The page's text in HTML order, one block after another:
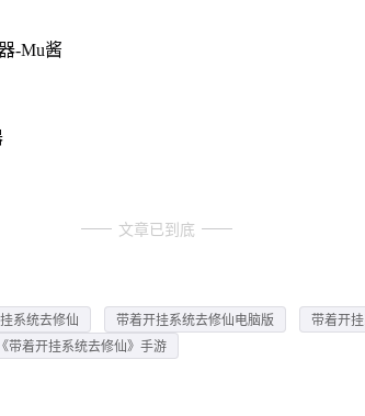
-Mu酱
文章已到底
系统去修仙 带着开挂系统去修仙电脑版
带着开
《带着开挂系统去修仙》手游